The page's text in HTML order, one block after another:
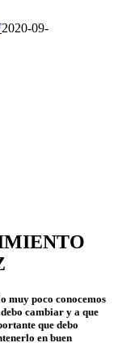
2020-09-
muy poco conocemos
cambiar y a que
que debo
en buen